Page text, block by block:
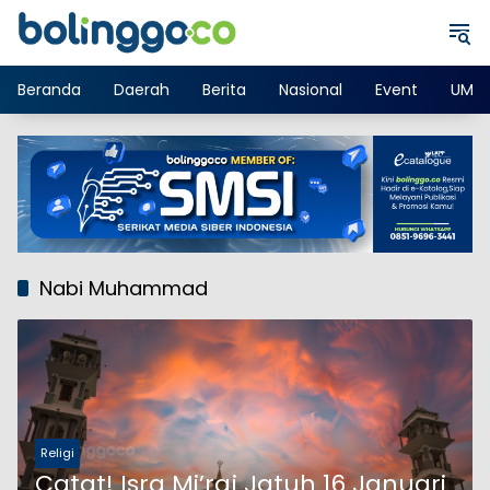
Langsung
Beranda
Daerah Berita Nasional Event
Nabi Muhammad
Religi